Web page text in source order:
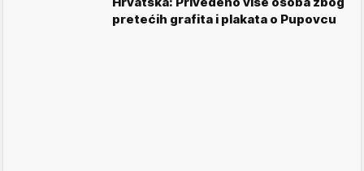
pretećih grafita i plakata o Pupovcu